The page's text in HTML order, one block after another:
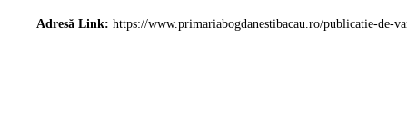
Adresă Link: https://www.primariabogdanestibacau.ro/publicatie-de-